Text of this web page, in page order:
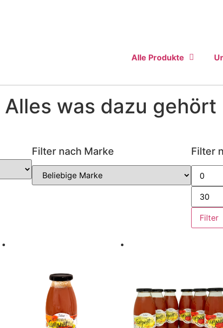
Alle Produkte
was dazu gehört
Filter nach Marke Filter
Filter